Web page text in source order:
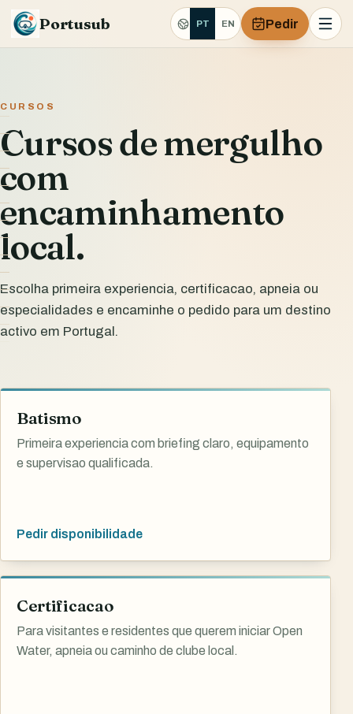
Portusub PT EN Pedir
CURSOS
Cursos de mergulho
com
encaminhamento
local.
Escolha primeira experiencia, certificacao, apneia ou
especialidades e encaminhe o pedido para um destino
activo em Portugal.
Batismo
Primeira experiencia com briefing claro, equipamento
e supervisao qualificada.
Pedir disponibilidade
Certificacao
Para visitantes e residentes que querem iniciar Open
Water, apneia ou caminho de clube local.